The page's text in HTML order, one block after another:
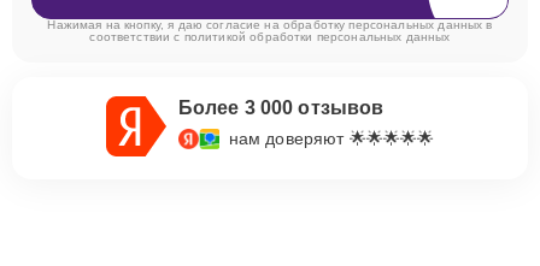
Нажимая на кнопку, я даю согласие на обработку персональных данных в
соответствии с политикой обработки персональных данных
Более 3 000 отзывов
нам доверяют 🌟🌟🌟🌟🌟